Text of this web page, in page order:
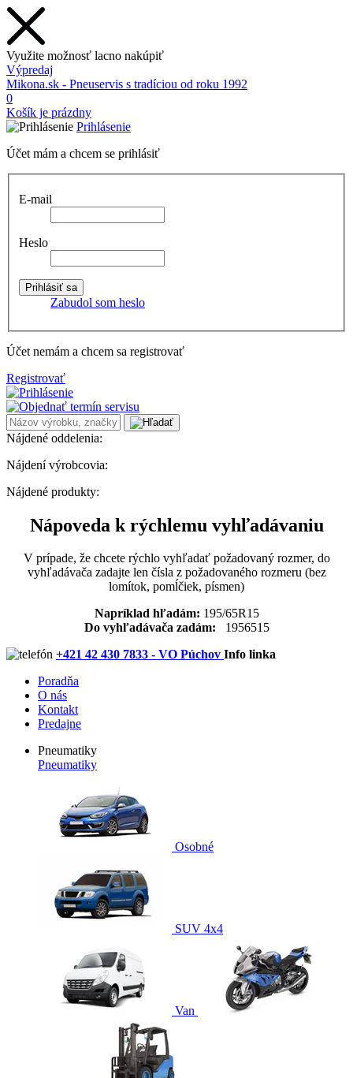
Využite možnosť lacno nakúpiť
Výpredaj
Mikona.sk - Pneuservis s tradíciou od roku 1992
0
Košík je prázdny
Prihlásenie
Účet mám a chcem se prihlásiť
E-mail
Heslo
Zabudol som heslo
Účet nemám a chcem sa registrovať
Registrovať
Nájdené oddelenia:
Nájdení výrobcovia:
Nájdené produkty:
Nápoveda k rýchlemu vyhľadávaniu
V prípade, že chcete rýchlo vyhľadať požadovaný rozmer, do
vyhľadávača zadajte len čísla z požadovaného rozmeru (bez
lomítok, pomĺčiek, písmen)
Napríklad hľadám: 195/65R15
Do vyhľadávača zadám: 1956515
+421 42 430 7833 - VO Púchov Info linka
Poradňa
O nás
Kontakt
Predajne
Pneumatiky
Pneumatiky
Osobné
SUV 4x4
Van